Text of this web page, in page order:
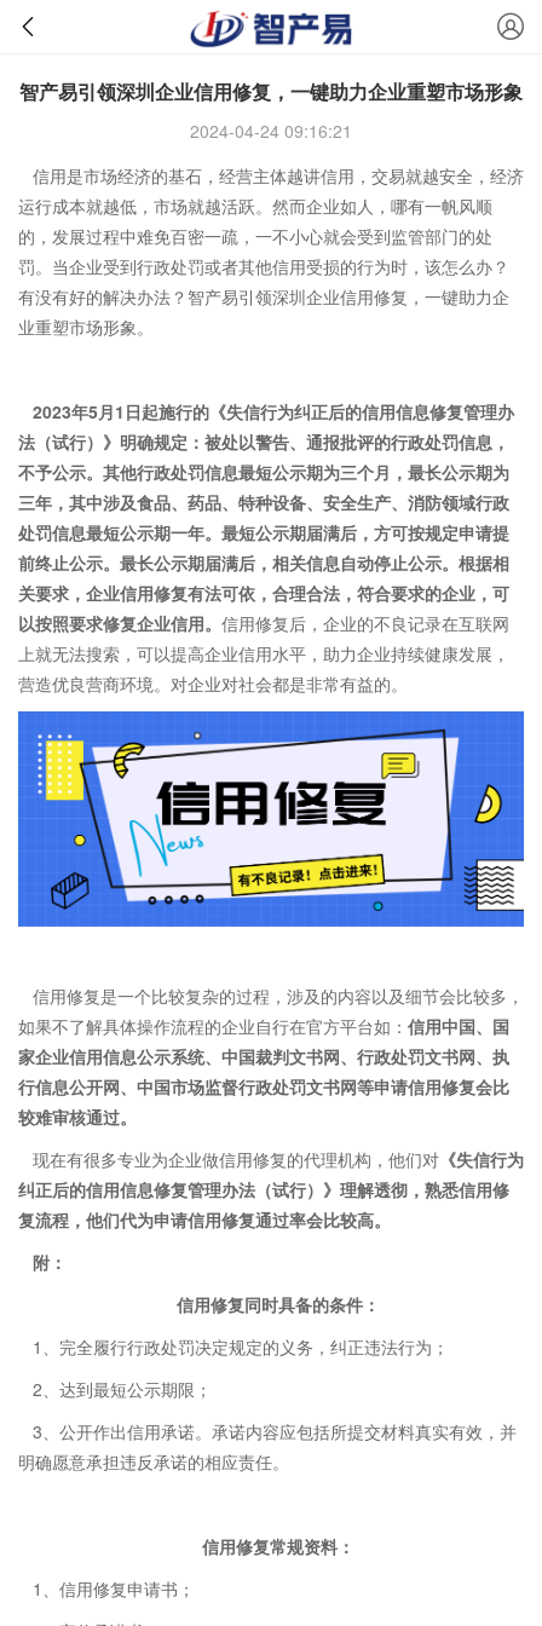
智产易引领深圳企业信用修复，一键助力企业重塑市场形象
2024-04-24 09:16:21
信用是市场经济的基石，经营主体越讲信用，交易就越安全，经济
运行成本就越低，市场就越活跃。然而企业如人，哪有一帆风顺
的，发展过程中难免百密一疏，一不小心就会受到监管部门的处
罚。当企业受到行政处罚或者其他信用受损的行为时，该怎么办？
有没有好的解决办法？智产易引领深圳企业信用修复，一键助力企
业重塑市场形象。
2023年5月1 日起施行的《失信行为纠正后的信用信息修复管理办
法（试行）》 明确规定：被处以警告、通报批评的行政处罚信息，
不予公示。其他行政处罚信息最短公示期为三个月，最长公示期为
三年，其中涉及食品、药品、特种设备、安全生产、消防领域行政
处罚信息最短公示期一年。最短公示期届满后，方可按规定申请提
前终止公示。最长公示期届满后，相关信息自动停止公示。根据相
关要求，企业信用修复有法可依，合理合法，符合要求的企业，可
以按照要求修复企业信用。 信用修复后，企业的不良记录在互联网
上就无法搜索，可以提高企业信用水平，助力企业持续健康发展，
营造优良营商环境。对企业对社会都是非常有益的。
信用修复是一个比较复杂的过程，涉及的内容以及细节会比较多，
如果不了解具体操作流程的企业自行在官方平台如： 信用中国、国
家企业信用信息公示系统、中国裁判文书网、行政处罚文书网、执
行信息公开网、中国市场监督行政处罚文书网等申请信用修复会比
较难审核通过。
现在有很多专业为企业做信用修复的代理机构，他们对 《失信行为
纠正后的信用信息修复管理办法（试行）》 理解透彻，熟悉信用修
复流程，他们代为申请信用修复通过率会比较高。
附：
信用修复同时具备的条件：
1、完全履行行政处罚决定规定的义务，纠正违法行为；
2、达到最短公示期限；
3、公开作出信用承诺。承诺内容应包括所提交材料真实有效，并
明确愿意承担违反承诺的相应责任。
信用修复常规资料：
1、信用修复申请书；